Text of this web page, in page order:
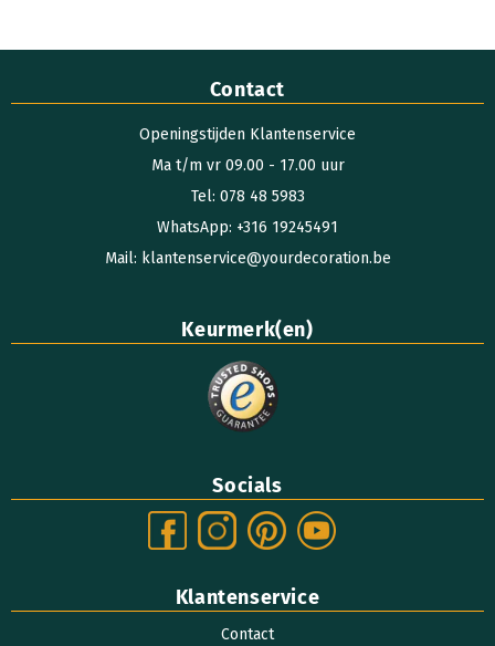
Contact
Openingstijden Klantenservice
Ma t/m vr 09.00 - 17.00 uur
Tel: 078 48 5983
WhatsApp: +316 19245491
Mail: klantenservice@yourdecoration.be
Keurmerk(en)
Socials
Klantenservice
Contact